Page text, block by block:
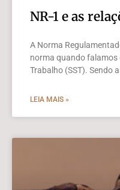
NR-1 e as
A Norma
norma quando falamos
Trabalho (SST). Sendo
LEIA MAIS »